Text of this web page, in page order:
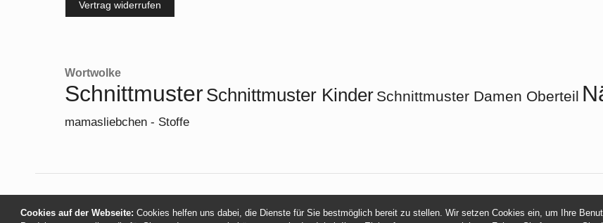
Cookies auf der Webseite: Cookies helfen uns dabei, die Dienste für Sie bestmöglich bereit zu stellen. Wir setzen Cookies ein, um Ihre
Vertrag widerrufen
Wortwolke
SchnittmusterSchnittmuster Kinder Schnittmuster Damen Oberteil
mamasliebchen - Stoffe
© 2026 -mamasliebchen.de